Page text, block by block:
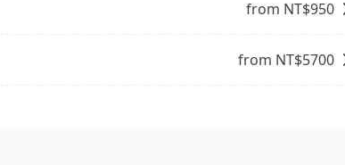
from NT$950
from NT$5700